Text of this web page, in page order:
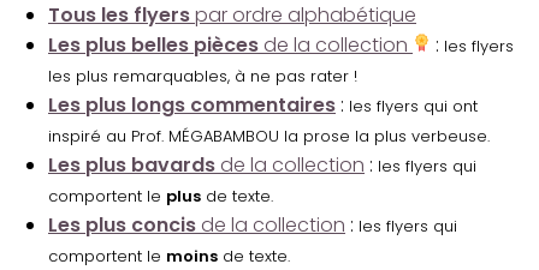
Tous les flyerspar ordre alphabétique
Les plus belles pièces de la collection : les flyers
les plus remarquables, à ne pas rater !
Les plus longs commentaires : les flyers qui ont
inspiré au Prof. MÉGABAMBOU la prose la plus verbeuse.
Les plus bavards de la collection : les flyers qui
comportent le plus de texte.
Les plus concis de la collection : les flyers qui
comportent le moins de texte.